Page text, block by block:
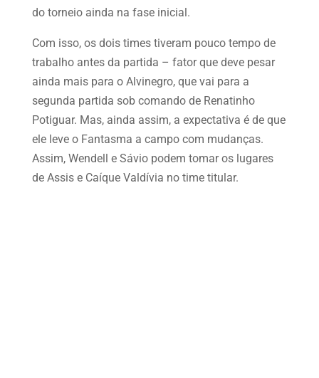
do torneio ainda na fase inicial.
Com isso, os dois times tiveram pouco tempo de
trabalho antes da partida – fator que deve pesar
ainda mais para o Alvinegro, que vai para a
segunda partida sob comando de Renatinho
Potiguar. Mas, ainda assim, a expectativa é de que
ele leve o Fantasma a campo com mudanças.
Assim, Wendell e Sávio podem tomar os lugares
de Assis e Caíque Valdívia no time titular.